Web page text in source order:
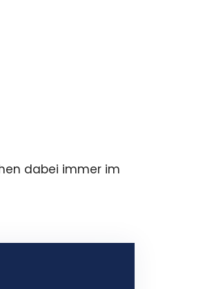
dabei immer im